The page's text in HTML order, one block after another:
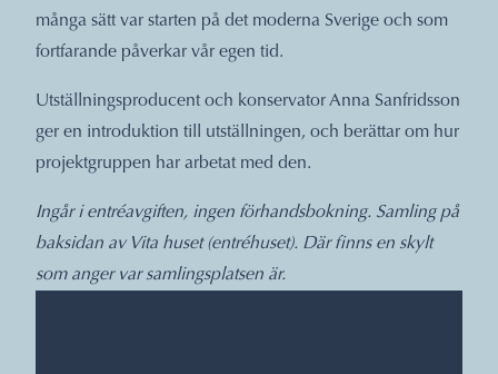
många sätt var starten på det moderna Sverige och som
fortfarande påverkar vår egen tid.
Utställningsproducent och konservator Anna Sanfridsson
ger en introduktion till utställningen, och berättar om hur
projektgruppen har arbetat med den.
Ingår i entréavgiften, ingen förhandsbokning. Samling på
baksidan av Vita huset (entréhuset). Där finns en skylt
som anger var samlingsplatsen är.